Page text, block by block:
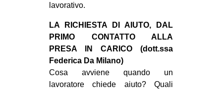
lavorativo.
LA RICHIESTA DI AIUTO, DAL
PRIMO CONTATTO ALLA
PRESA IN CARICO (dott.ssa
Federica Da Milano)
Cosa avviene quando un
lavoratore chiede aiuto? Quali